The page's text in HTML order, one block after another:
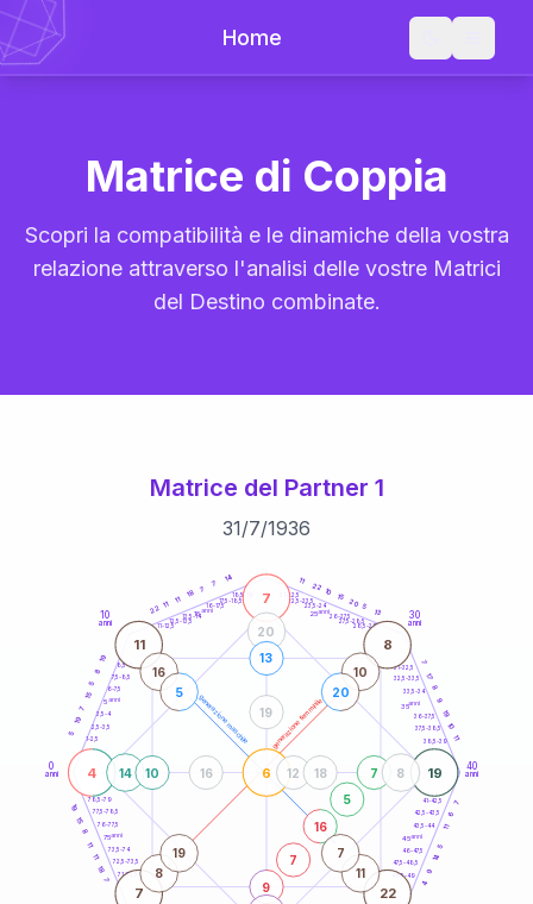
Home
Matrice di Coppia
Scopri la compatibilità e le dinamiche della vostra
relazione attraverso l'analisi delle vostre Matrici
del Destino combinate.
Matrice del Partner 1
31/7/1936
generazione maschile generazione femminile
0
anni
10
anni
30
anni
40
anni
1-2,5
2,5-3,5
3,5-4
6-7,5
7,5-8,5
8,5-9
11-12,5
12,5-13,5
13,5-14
16-17,5
17,5-18,5
18,5-19
21-22,5
22,5-23,5
23,5-24
26-27,5
27,5-28,5
28,5-29
31-32,5
32,5-33,5
33,5-34
36-37,5
37,5-38,5
38,5-39
41-42,5
42,5-43,5
43,5-44
46-47,5
47,5-48,5
48,5-49
71-72,5
72,5-73,5
73,5-74
76-77,5
77,5-78,5
78,5-79
5
19
7
15
5
8
19
22 11
11
18 7
7
14 11
22 10
15
20 5
13
7
17
8
9
19
10
11
7
6
11
5
14
9
4
7
18
11
11
8
15
19
4
7
19
6
11 8
7 22
9
7
16
5
7
14
20
8
10
13
12 18
16
19
16
5
10
20
8
19
11
7
5anni
15 anni 25anni
35anni
45anni
75anni